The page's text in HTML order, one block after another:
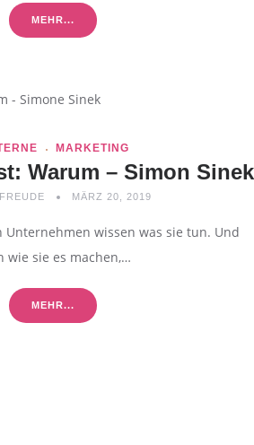
MEHR...
MARKETING
Warum – Simon Sinek
MÄRZ 20, 2019
Unternehmen wissen was sie tun. Und
wie sie es machen,…
MEHR...